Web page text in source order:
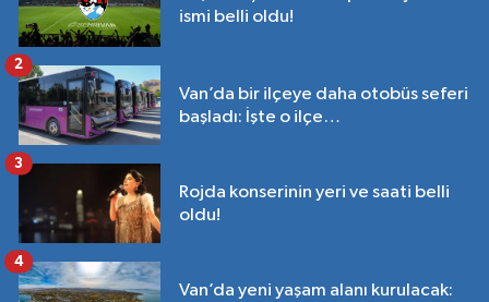
ismi belli oldu!
Van’da bir ilçeye daha otobüs seferi
başladı: İşte o ilçe…
2
Rojda konserinin yeri ve saati belli
oldu!
3
Van’da yeni yaşam alanı kurulacak:
4